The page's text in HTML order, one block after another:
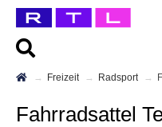
Freizeit Radsport
Fahrradsattel Test 2026 • Die 8